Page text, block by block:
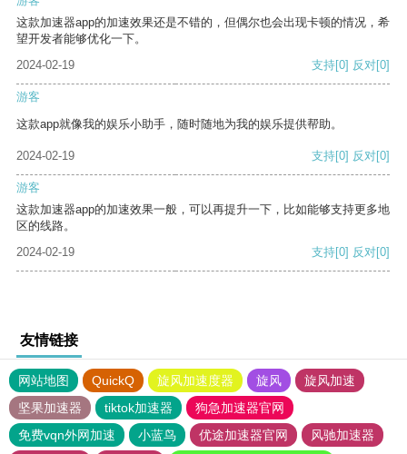
这款加速器app的加速效果还是不错的，但偶尔也会出现卡顿的情况，希
望开发者能够优化一下。
2024-02-19
支持[0] 反对[0]
游客
这款app就像我的娱乐小助手，随时随地为我的娱乐提供帮助。
2024-02-19 支持[0] 反对[0]
游客
这款加速器app的加速效果一般，可以再提升一下，比如能够支持更多地
区的线路。
2024-02-19
支持[0] 反对[0]
友情链接
网站地图 QuickQ 旋风加速度器 旋风
旋风加速
坚果加速器
tiktok加速器
狗急加速器官网
免费vqn外网加速
小蓝鸟 优途加速器官网
风驰加速器